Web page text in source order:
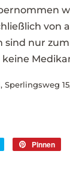
nur
Sperlingsweg
Pinnen